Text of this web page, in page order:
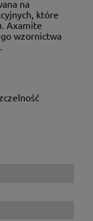
na
które
Axamite
wzornictwa